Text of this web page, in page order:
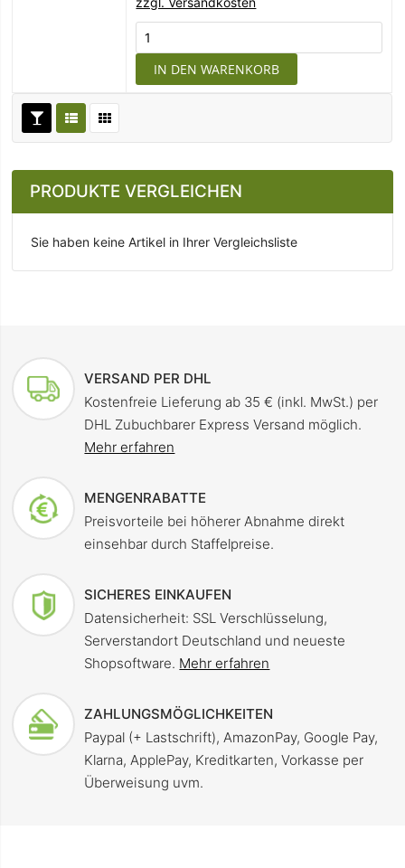
IN DEN WARENKORB
PRODUKTE VERGLEICHEN
Sie haben keine Artikel in Ihrer Vergleichsliste
VERSAND PER DHL
Kostenfreie Lieferung ab 35 € (inkl. MwSt.) per
DHL Zubuchbarer Express Versand möglich.
Mehr erfahren
MENGENRABATTE
Preisvorteile bei höherer Abnahme direkt
einsehbar durch Staffelpreise.
SICHERES EINKAUFEN
Datensicherheit: SSL Verschlüsselung,
Serverstandort Deutschland und neueste
Shopsoftware. Mehr erfahren
ZAHLUNGSMÖGLICHKEITEN
Paypal (+ Lastschrift), AmazonPay, Google Pay,
Klarna, ApplePay, Kreditkarten, Vorkasse per
Überweisung uvm.